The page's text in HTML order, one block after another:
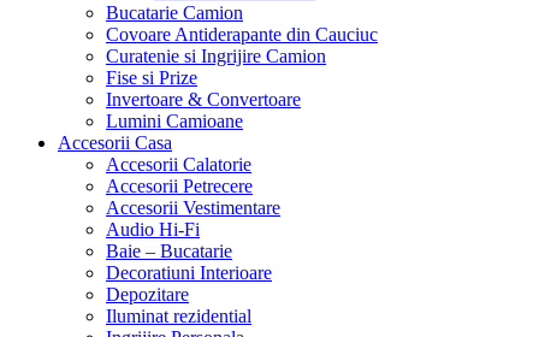
Bucatarie Camion
Covoare Antiderapante din Cauciuc
Curatenie si Ingrijire Camion
Fise si Prize
Invertoare & Convertoare
Lumini Camioane
Accesorii Casa
Accesorii Calatorie
Accesorii Petrecere
Accesorii Vestimentare
Audio Hi-Fi
Baie – Bucatarie
Decoratiuni Interioare
Depozitare
Iluminat rezidential